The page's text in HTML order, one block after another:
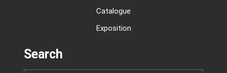
Catalogue
Exposition
Search